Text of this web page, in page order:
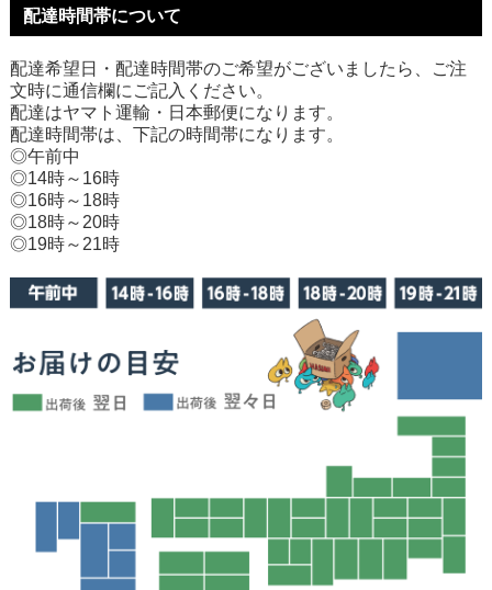
配達時間帯について
配達希望日・配達時間帯のご希望がございましたら、ご注
文時に通信欄にご記入ください。
配達はヤマト運輸・日本郵便になります。
配達時間帯は、下記の時間帯になります。
◎午前中
◎14時～16時
◎16時～18時
◎18時～20時
◎19時～21時